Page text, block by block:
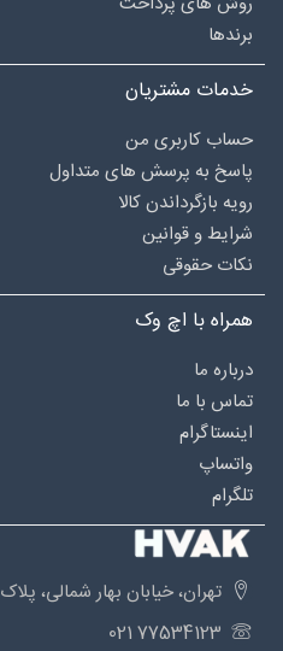
برندها
خدمات مشتریان
حساب کاربری من
پاسخ به پرسش های متداول
رویه بازگرداندن کالا
شرایط و قوانین
نکات حقوقی
همراه با اچ وک
درباره‌ ما
تماس با ما
اینستاگرام
واتساپ
تلگرام
تهران، خیابان بهار شمالی، پلاک 259
77534123 021